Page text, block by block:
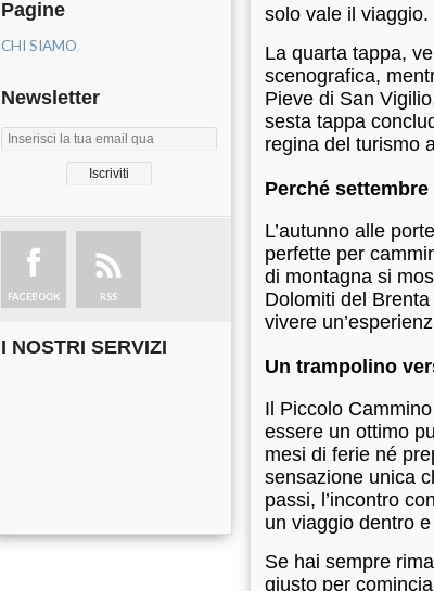
Pagine
CHI SIAMO
Newsletter
FACEBOOK RSS
I NOSTRI SERVIZI
solo vale il viaggio.
La quarta tappa,
scenografica,
Pieve di San
sesta tappa
regina del turismo
Perché
L’autunno alle
perfette per
di montagna si
Dolomiti del
vivere
Un trampolino
Il Piccolo
essere un ottimo
mesi di ferie né
sensazione unica
passi, l’incontro
un viaggio dentro
Se hai sempre
giusto per